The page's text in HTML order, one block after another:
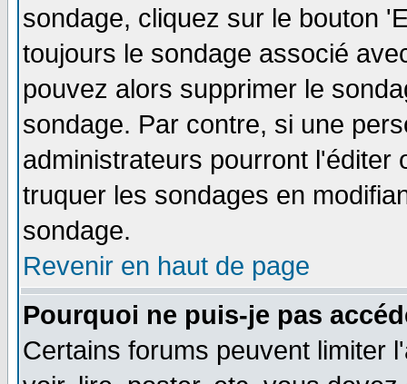
sondage, cliquez sur le bouton
toujours le sondage associé
pouvez alors supprimer le
sondage. Par contre, si une
administrateurs pourront l'éditer
truquer les sondages en
sondage.
Revenir en haut de page
Pourquoi ne puis-je pas
Certains forums peuvent limiter